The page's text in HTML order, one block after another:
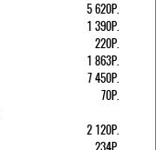
5 620Р.
1 390Р.
220Р.
1 863Р.
7 450Р.
70Р.
2 120Р.
234Р.